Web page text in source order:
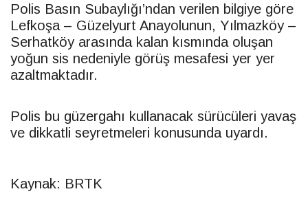
Polis Basın Subaylığı’ndan verilen bilgiye göre
Lefkoşa – Güzelyurt Anayolunun, Yılmazköy –
Serhatköy arasında kalan kısmında oluşan
yoğun sis nedeniyle görüş mesafesi yer yer
azaltmaktadır.
Polis bu güzergahı kullanacak sürücüleri yavaş
ve dikkatli seyretmeleri konusunda uyardı.
Kaynak: BRTK